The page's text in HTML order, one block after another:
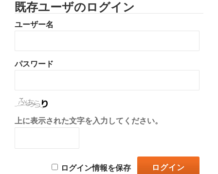
切
り
既存ユーザのログイン
ユーザー名
パスワード
上に表示された文字を入力してください。
ログイン情報を保存